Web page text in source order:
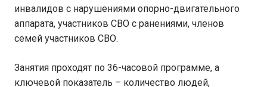
инвалидов с нарушениями опорно-двигательного
аппарата, участников СВО с ранениями, членов
семей участников СВО.
Занятия проходят по 36-часовой программе, а
ключевой показатель – количество людей,